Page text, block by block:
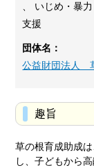
、 いじめ・暴
支援
団体名：
公益財団法人
趣旨
草の根育成助成
し、子どもから